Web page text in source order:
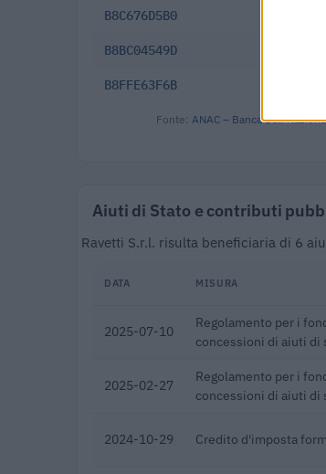
B8C676D5B0
B8BC04549D
B8FFE63F6B
Fonte: ANAC – Banca Dati
Aiuti di Stato e contributi
Ravetti S.r.l. risulta beneficiaria di 6
DATA MISURA
2025-07-10
Regolamento per i
concessioni di aiuti di
2025-02-27
Regolamento per i
concessioni di aiuti di
2024-10-29 Credito d'imposta